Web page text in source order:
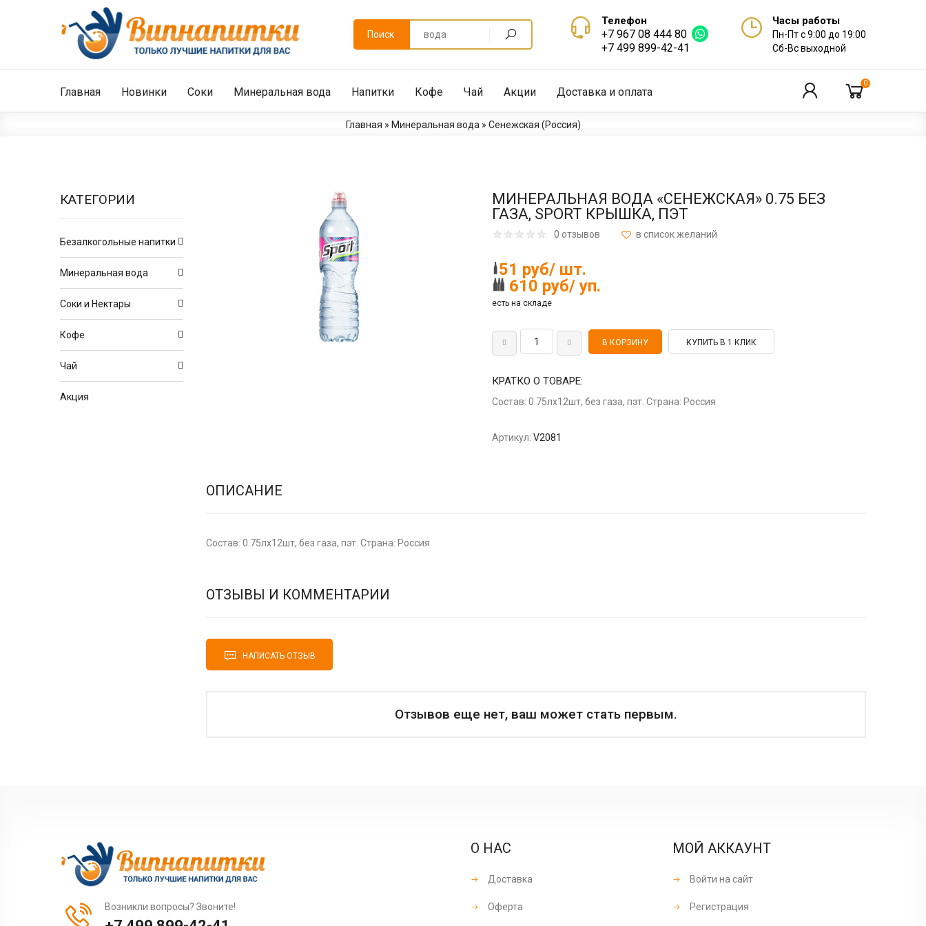
Телефон
+7 967 08 444 80
+7 499 899-42-41
Часы работы
Пн-Пт с 9:00 до 19:00
Сб-Вс выходной
Поиск
Главная Новинки Соки Минеральная вода Напитки Кофе Чай Акции Доставка и оплата
0
Главная » Минеральная вода » Сенежская (Россия)
МИНЕРАЛЬНАЯ ВОДА «СЕНЕЖСКАЯ» 0.75 БЕЗ
ГАЗА, SPORT КРЫШКА, ПЭТ
0 отзывов
51 руб/ шт.
610 руб/ уп.
есть на складе
КУПИТЬ В 1 КЛИК
КРАТКО О ТОВАРЕ:
Состав: 0.75лх12шт, без газа, пэт. Страна: Россия
Артикул: V2081
ОПИСАНИЕ
Состав: 0.75лх12шт, без газа, пэт. Страна: Россия
ОТЗЫВЫ И КОММЕНТАРИИ
НАПИСАТЬ ОТЗЫВ
Отзывов еще нет, ваш может стать первым.
КАТЕГОРИИ
Безалкогольные напитки
Минеральная вода
Соки и Нектары
Кофе
Чай
Акция
Возникли вопросы? Звоните!
О НАС
Доставка
Оферта
МОЙ АККАУНТ
Войти на сайт
Регистрация